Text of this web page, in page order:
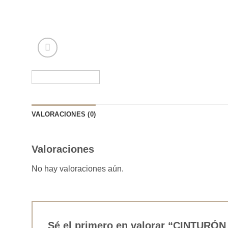
VALORACIONES (0)
Valoraciones
No hay valoraciones aún.
Sé el primero en valorar “CINTURÓN